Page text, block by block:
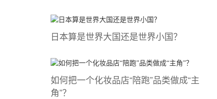
日本算是世界大国还是世界小国？
如何把一个化妆品店“陪跑”品类做成“主
角”？